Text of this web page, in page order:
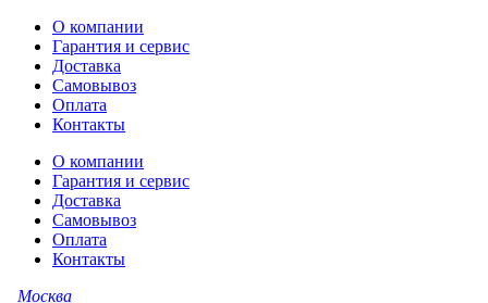
О компании
Гарантия и сервис
Доставка
Самовывоз
Оплата
Контакты
О компании
Гарантия и сервис
Доставка
Самовывоз
Оплата
Контакты
Москва